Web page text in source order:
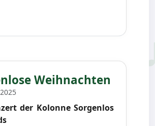
Weihnachten
der Kolonne Sorgenlos